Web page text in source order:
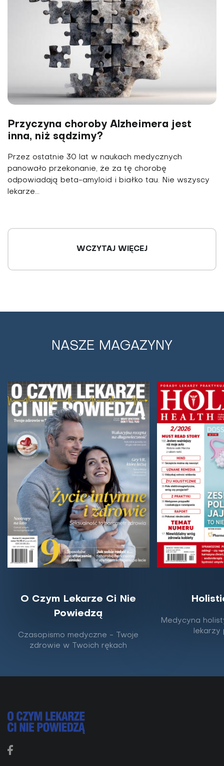
Przyczyna choroby Alzheimera jest
inna, niż sądzimy?
Przez ostatnie 30 lat w naukach medycznych
panowało przekonanie, że za tę chorobę
odpowiadają beta-amyloid i białko tau. Nie wszyscy
lekarze...
Stosuj się do tych wskazówek
Alzheimer nie jest zazwyczaj jedną z tych losowych
przypadłości, które mogą przytrafić się każdej
starszej osobie. Nieprawdziwe jest też...
Wirus opryszczki przyczynia się do
Jednym z klinicznych objawów choroby Alzheimera są
WCZYTAJ WIĘCEJ
NASZE MAGAZYNY
O Czym Lekarze Ci Nie
Powiedzą
Czasopismo medyczne - Twoje
zdrowie w Twoich rękach
Medycyna
lekarzy